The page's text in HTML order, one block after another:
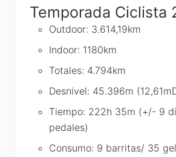
Temporada Ciclista
Outdoor: 3.614,19km
Indoor: 1180km
Totales: 4.794km
Desnivel: 45.396m
Tiempo: 222h 35m (+/- 9
pedales)
Consumo: 9 barritas/ 35